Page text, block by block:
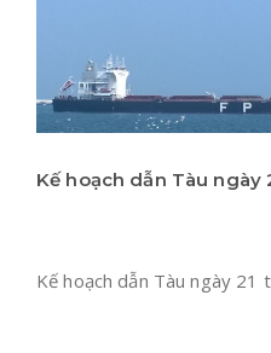
Kế hoạch dẫn Tàu ngày
Kế hoạch dẫn Tàu ngày 21